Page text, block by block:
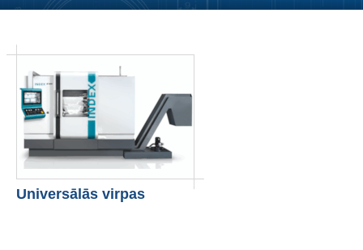
Universālās virpas